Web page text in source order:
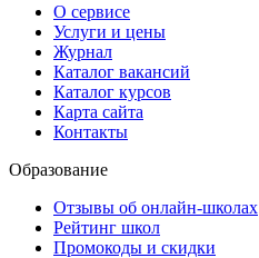
О сервисе
Услуги и цены
Журнал
Каталог вакансий
Каталог курсов
Карта сайта
Контакты
Образование
Отзывы об онлайн-школах
Рейтинг школ
Промокоды и скидки